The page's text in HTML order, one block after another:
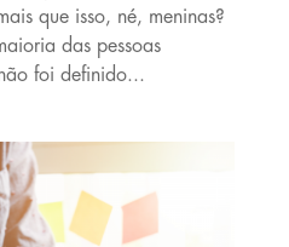
que isso, né, meninas?
das pessoas
foi definido...